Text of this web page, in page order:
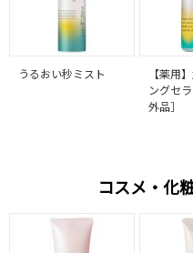
うるおい秒ミスト
【薬用
ングセ
外品］
コスメ・化